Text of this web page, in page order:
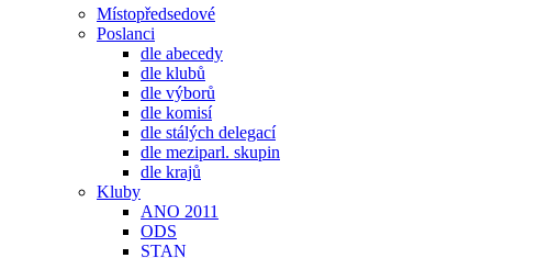
Místopředsedové
Poslanci
dle abecedy
dle klubů
dle výborů
dle komisí
dle stálých delegací
dle meziparl. skupin
dle krajů
Kluby
ANO 2011
ODS
STAN